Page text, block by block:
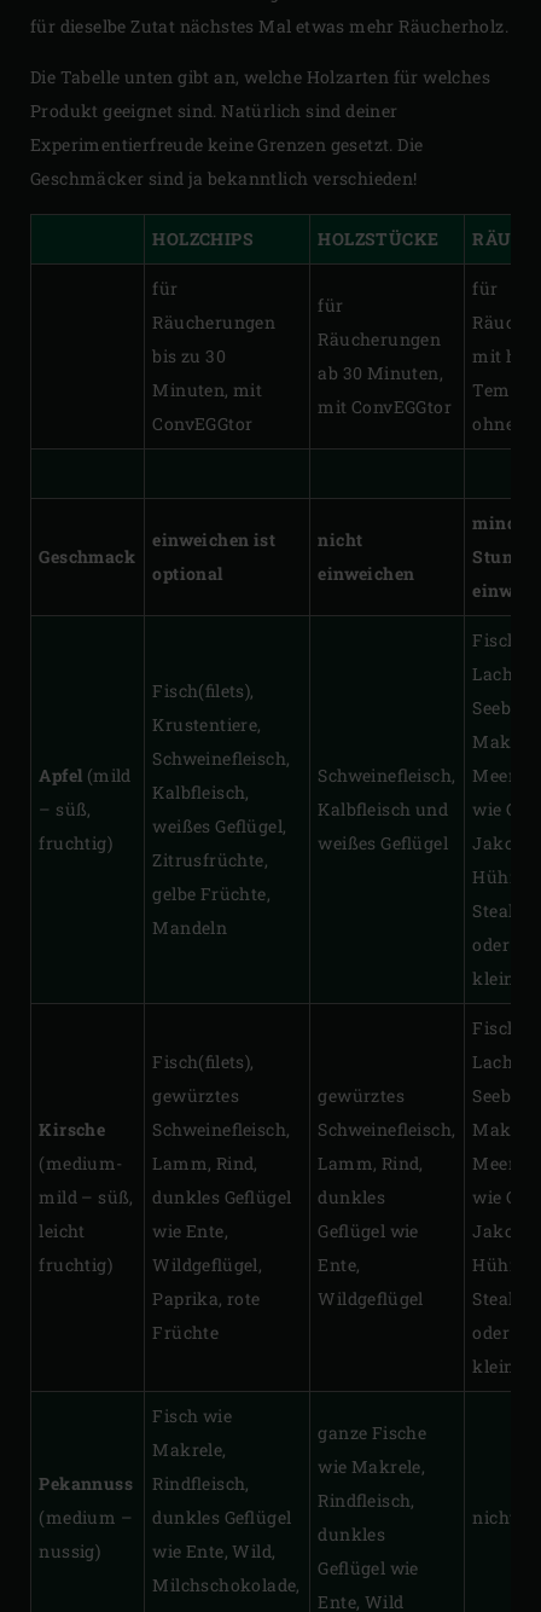
für dieselbe Zutat nächstes Mal etwas mehr Räucherholz.
Die Tabelle unten gibt an, welche Holzarten für welches
Produkt geeignet sind. Natürlich sind deiner
Experimentierfreude keine Grenzen gesetzt. Die
Geschmäcker sind ja bekanntlich verschieden!
HOLZCHIPS HOLZSTÜCKE
für
Räucherungen
bis zu 30
Minuten, mit
ConvEGGtor
für
Räucherungen
ab 30 Minuten,
mit ConvEGGtor
für
mit
ohne
Geschmack
einweichen ist
optional
nicht
einweichen
Stunde
Apfel (mild
– süß,
fruchtig)
Fisch(filets),
Krustentiere,
Schweinefleisch,
Kalbfleisch,
weißes Geflügel,
Zitrusfrüchte,
gelbe Früchte,
Mandeln
Schweinefleisch,
Kalbfleisch und
weißes Geflügel
Lachs,
wie
Steaks,
oder
kleine
Kirsche
(medium-
mild – süß,
leicht
fruchtig)
Fisch(filets),
gewürztes
Schweinefleisch,
Lamm, Rind,
dunkles Geflügel
wie Ente,
Wildgeflügel,
Paprika, rote
Früchte
gewürztes
Schweinefleisch,
Lamm, Rind,
dunkles
Geflügel wie
Ente,
Wildgeflügel
Lachs,
wie
Steaks,
oder
kleine
Pekannuss
(medium –
nussig)
Fisch wie
Makrele,
Rindfleisch,
dunkles Geflügel
wie Ente, Wild,
Milchschokolade,
ganze Fische
wie Makrele,
Rindfleisch,
dunkles
Geflügel wie
Ente, Wild
nicht